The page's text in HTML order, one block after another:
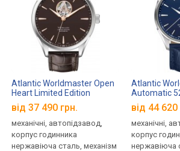
Atlantic Worldmaster Open
Heart Limited Edition
52780.41.81R
від 37 490 грн.
механічні, автопідзавод,
корпус годинника
нержавіюча сталь, механізм
Atlantic
Automatic
від 44 620
механічні,
корпус
нержавіюча